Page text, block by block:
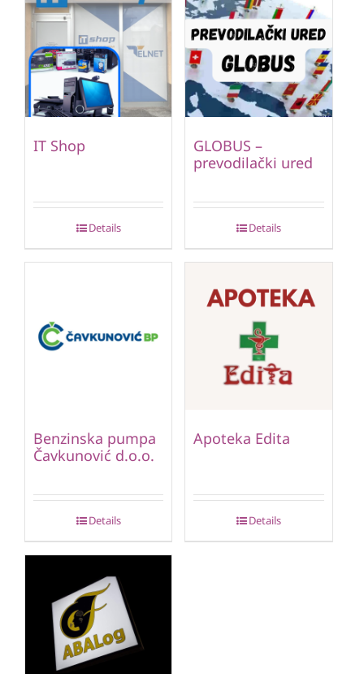
IT Shop
Details
GLOBUS –
prevodilački ured
Details
Benzinska pumpa
Čavkunović d.o.o.
Details
Apoteka Edita
Details